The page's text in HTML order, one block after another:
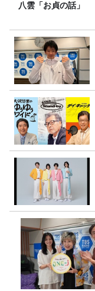
八雲「お貞の話」